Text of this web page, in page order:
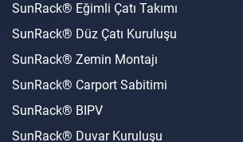
SunRack® Eğimli Çatı Takımı
SunRack® Düz Çatı Kuruluşu
SunRack® Zemin Montajı
SunRack® Carport Sabitimi
SunRack® BIPV
SunRack® Duvar Kuruluşu